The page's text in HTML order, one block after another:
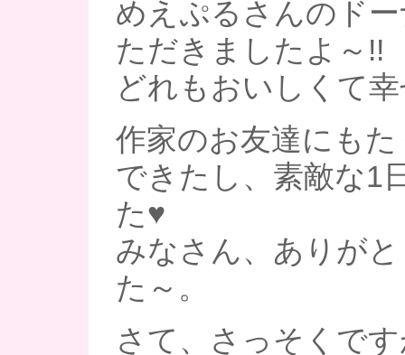
めえぷるさんのド
ただきましたよ～!!
どれもおいしくて
作家のお友達にも
できたし、素敵な1
た♥
みなさん、ありが
た～。
さて、さっそくで